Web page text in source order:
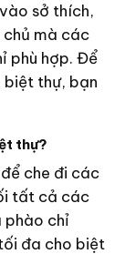
sở thích,
chủ mà các
phù hợp. Để
biệt thự, bạn
thự?
che đi các
tất cả các
phào chỉ
đa cho biệt